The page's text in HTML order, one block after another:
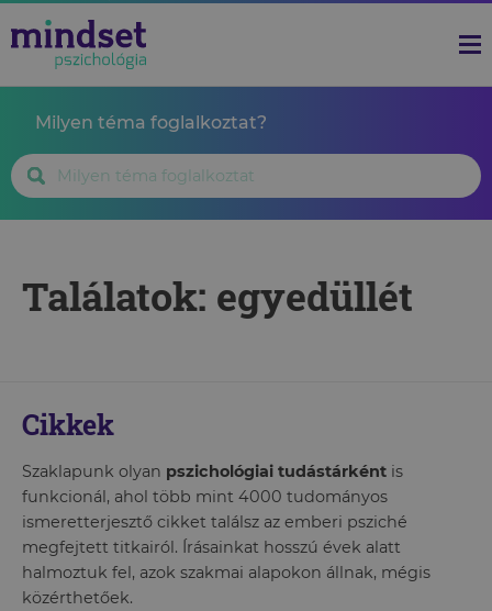
Milyen téma foglalkoztat?
Találatok: egyedüllét
Cikkek
Szaklapunk olyan pszichológiai tudástárként is
funkcionál, ahol több mint 4000 tudományos
ismeretterjesztő cikket találsz az emberi psziché
megfejtett titkairól. Írásainkat hosszú évek alatt
halmoztuk fel, azok szakmai alapokon állnak, mégis
közérthetőek.